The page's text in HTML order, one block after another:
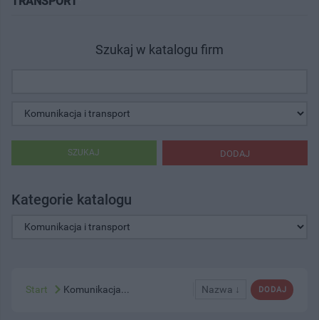
Szukaj w katalogu firm
DODAJ
SZUKAJ
Kategorie katalogu
DODAJ
Nazwa ↓
Start Komunikacja...